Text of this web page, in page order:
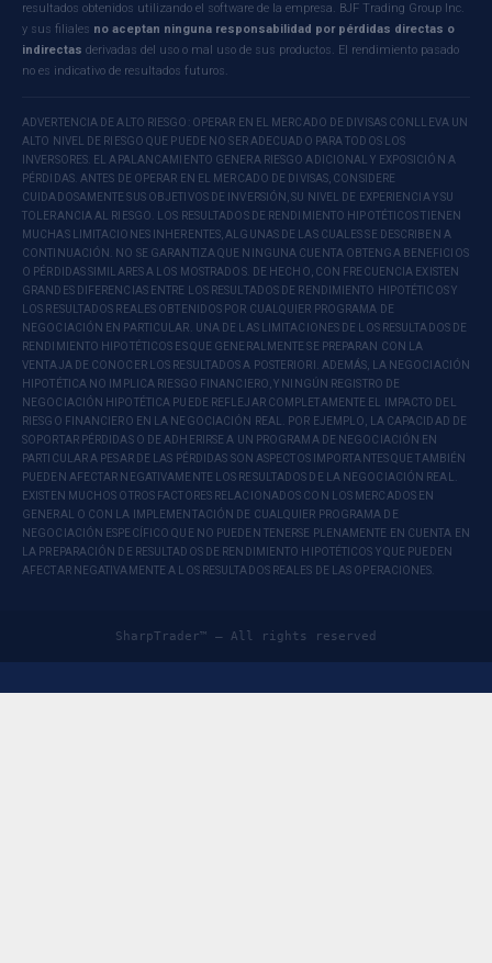
resultados obtenidos utilizando el software de la empresa. BJF Trading Group Inc.
y sus filiales no aceptan ninguna responsabilidad por pérdidas directas o
indirectas derivadas del uso o mal uso de sus productos. El rendimiento pasado
no es indicativo de resultados futuros.
ADVERTENCIA DE ALTO RIESGO: OPERAR EN EL MERCADO DE DIVISAS CONLLEVA UN
ALTO NIVEL DE RIESGO QUE PUEDE NO SER ADECUADO PARA TODOS LOS
INVERSORES. EL APALANCAMIENTO GENERA RIESGO ADICIONAL Y EXPOSICIÓN A
PÉRDIDAS. ANTES DE OPERAR EN EL MERCADO DE DIVISAS, CONSIDERE
CUIDADOSAMENTE SUS OBJETIVOS DE INVERSIÓN, SU NIVEL DE EXPERIENCIA Y SU
TOLERANCIA AL RIESGO. LOS RESULTADOS DE RENDIMIENTO HIPOTÉTICOS TIENEN
MUCHAS LIMITACIONES INHERENTES, ALGUNAS DE LAS CUALES SE DESCRIBEN A
CONTINUACIÓN. NO SE GARANTIZA QUE NINGUNA CUENTA OBTENGA BENEFICIOS
O PÉRDIDAS SIMILARES A LOS MOSTRADOS. DE HECHO, CON FRECUENCIA EXISTEN
GRANDES DIFERENCIAS ENTRE LOS RESULTADOS DE RENDIMIENTO HIPOTÉTICOS Y
LOS RESULTADOS REALES OBTENIDOS POR CUALQUIER PROGRAMA DE
NEGOCIACIÓN EN PARTICULAR. UNA DE LAS LIMITACIONES DE LOS RESULTADOS DE
RENDIMIENTO HIPOTÉTICOS ES QUE GENERALMENTE SE PREPARAN CON LA
VENTAJA DE CONOCER LOS RESULTADOS A POSTERIORI. ADEMÁS, LA NEGOCIACIÓN
HIPOTÉTICA NO IMPLICA RIESGO FINANCIERO, Y NINGÚN REGISTRO DE
NEGOCIACIÓN HIPOTÉTICA PUEDE REFLEJAR COMPLETAMENTE EL IMPACTO DEL
RIESGO FINANCIERO EN LA NEGOCIACIÓN REAL. POR EJEMPLO, LA CAPACIDAD DE
SOPORTAR PÉRDIDAS O DE ADHERIRSE A UN PROGRAMA DE NEGOCIACIÓN EN
PARTICULAR A PESAR DE LAS PÉRDIDAS SON ASPECTOS IMPORTANTES QUE TAMBIÉN
PUEDEN AFECTAR NEGATIVAMENTE LOS RESULTADOS DE LA NEGOCIACIÓN REAL.
EXISTEN MUCHOS OTROS FACTORES RELACIONADOS CON LOS MERCADOS EN
GENERAL O CON LA IMPLEMENTACIÓN DE CUALQUIER PROGRAMA DE
NEGOCIACIÓN ESPECÍFICO QUE NO PUEDEN TENERSE PLENAMENTE EN CUENTA EN
LA PREPARACIÓN DE RESULTADOS DE RENDIMIENTO HIPOTÉTICOS Y QUE PUEDEN
AFECTAR NEGATIVAMENTE A LOS RESULTADOS REALES DE LAS OPERACIONES.
SharpTrader™ — All rights reserved